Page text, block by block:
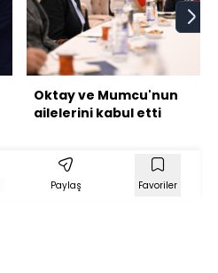
Oktay ve Mumcu'nun
ailelerini kabul etti
Paylaş Favoriler